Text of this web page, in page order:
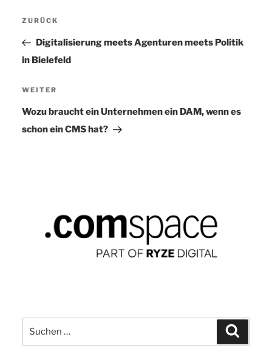
Vorheriger
Beitrag
ZURÜCK
Digitalisierung meets Agenturen meets Politik
in Bielefeld
Nächster
Beitrag
WEITER
Wozu braucht ein Unternehmen ein DAM, wenn es
schon ein CMS hat?
Suchen
nach: